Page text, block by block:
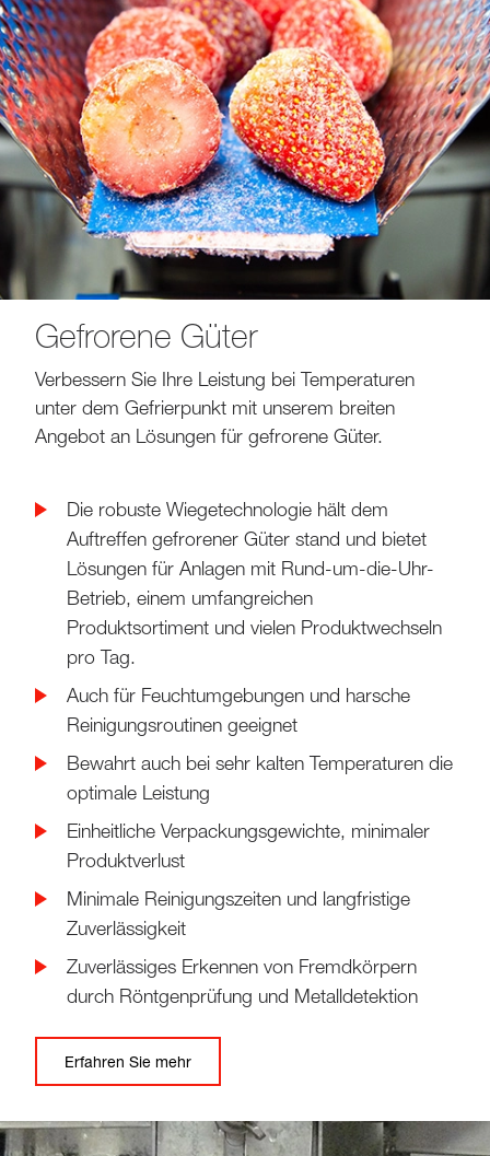
Gefrorene Güter
Verbessern Sie Ihre Leistung bei Temperaturen
unter dem Gefrierpunkt mit unserem breiten
Angebot an Lösungen für gefrorene Güter.
Die robuste Wiegetechnologie hält dem
Auftreffen gefrorener Güter stand und bietet
Lösungen für Anlagen mit Rund-um-die-Uhr-
Betrieb, einem umfangreichen
Produktsortiment und vielen Produktwechseln
pro Tag.
Auch für Feuchtumgebungen und harsche
Reinigungsroutinen geeignet
Bewahrt auch bei sehr kalten Temperaturen die
optimale Leistung
Einheitliche Verpackungsgewichte, minimaler
Produktverlust
Minimale Reinigungszeiten und langfristige
Zuverlässigkeit
Zuverlässiges Erkennen von Fremdkörpern
durch Röntgenprüfung und Metalldetektion
Erfahren Sie mehr